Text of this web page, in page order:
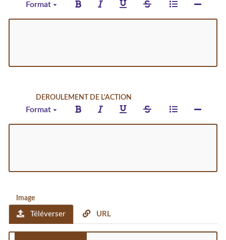
Format
DEROULEMENT DE L'ACTION
Format
Image
Téléverser URL